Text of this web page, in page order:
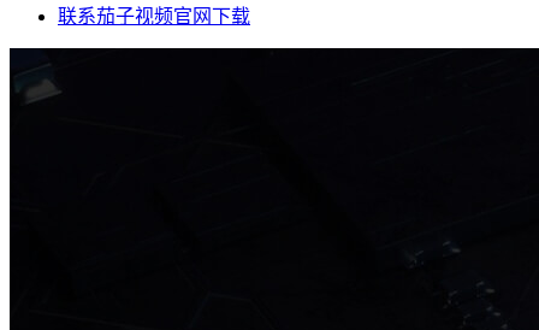
联系茄子视频官网下载